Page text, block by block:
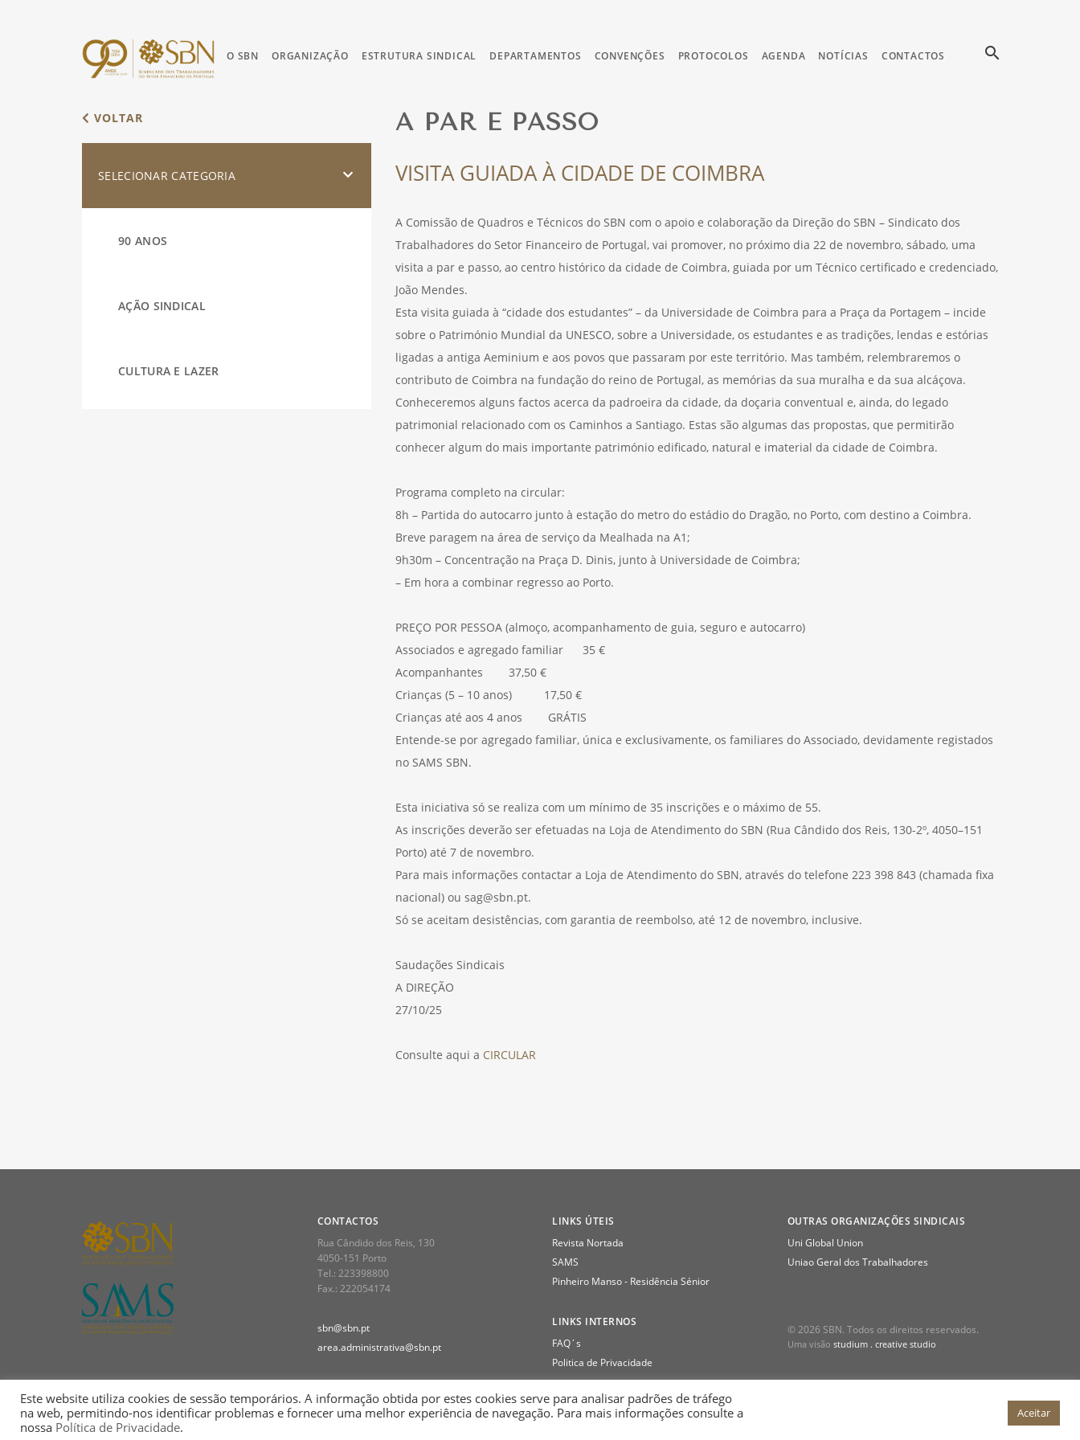
O SBN ORGANIZAÇÃO ESTRUTURA SINDICAL DEPARTAMENTOS CONVENÇÕES PROTOCOLOS AGENDA NOTÍCIAS CONTACTOS search
VOLTAR
SELECIONAR CATEGORIA
90 ANOS
AÇÃO SINDICAL
CULTURA E LAZER
A PAR E PASSO
VISITA GUIADA À CIDADE DE COIMBRA
A Comissão de Quadros e Técnicos do SBN com o apoio e colaboração da Direção do SBN – Sindicato dos
Trabalhadores do Setor Financeiro de Portugal, vai promover, no próximo dia 22 de novembro, sábado, uma
visita a par e passo, ao centro histórico da cidade de Coimbra, guiada por um Técnico certificado e credenciado,
João Mendes.
Esta visita guiada à “cidade dos estudantes” – da Universidade de Coimbra para a Praça da Portagem – incide
sobre o Património Mundial da UNESCO, sobre a Universidade, os estudantes e as tradições, lendas e estórias
ligadas a antiga Aeminium e aos povos que passaram por este território. Mas também, relembraremos o
contributo de Coimbra na fundação do reino de Portugal, as memórias da sua muralha e da sua alcáçova.
Conheceremos alguns factos acerca da padroeira da cidade, da doçaria conventual e, ainda, do legado
patrimonial relacionado com os Caminhos a Santiago. Estas são algumas das propostas, que permitirão
conhecer algum do mais importante património edificado, natural e imaterial da cidade de Coimbra.
Programa completo na circular:
8h – Partida do autocarro junto à estação do metro do estádio do Dragão, no Porto, com destino a Coimbra.
Breve paragem na área de serviço da Mealhada na A1;
9h30m – Concentração na Praça D. Dinis, junto à Universidade de Coimbra;
– Em hora a combinar regresso ao Porto.
PREÇO POR PESSOA (almoço, acompanhamento de guia, seguro e autocarro)
Associados e agregado familiar 35 €
Acompanhantes 37,50 €
Crianças (5 – 10 anos) 17,50 €
Crianças até aos 4 anos GRÁTIS
Entende-se por agregado familiar, única e exclusivamente, os familiares do Associado, devidamente registados
no SAMS SBN.
Esta iniciativa só se realiza com um mínimo de 35 inscrições e o máximo de 55.
As inscrições deverão ser efetuadas na Loja de Atendimento do SBN (Rua Cândido dos Reis, 130-2º, 4050–151
Porto) até 7 de novembro.
Para mais informações contactar a Loja de Atendimento do SBN, através do telefone 223 398 843 (chamada fixa
nacional) ou sag@sbn.pt.
Só se aceitam desistências, com garantia de reembolso, até 12 de novembro, inclusive.
Saudações Sindicais
A DIREÇÃO
27/10/25
Consulte aqui a CIRCULAR
CONTACTOS
Rua Cândido dos Reis, 130
4050-151 Porto
Tel.: 223398800
Fax.: 222054174
sbn@sbn.pt
area.administrativa@sbn.pt
LINKS ÚTEIS
Revista Nortada
SAMS
Pinheiro Manso - Residência Sénior
LINKS INTERNOS
FAQ´s
Politica de Privacidade
OUTRAS ORGANIZAÇÕES SINDICAIS
Uni Global Union
Uniao Geral dos Trabalhadores
© 2026 SBN. Todos os direitos reservados.
Uma visão studium . creative studio
Este website utiliza cookies de sessão temporários. A informação obtida por estes cookies serve para analisar padrões de tráfego
na web, permitindo-nos identificar problemas e fornecer uma melhor experiência de navegação. Para mais informações consulte a
nossa Política de Privacidade.
Aceitar